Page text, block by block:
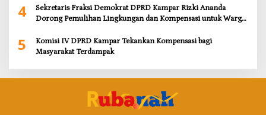
4
Sekretaris Fraksi Demokrat DPRD Kampar Rizki Ananda
Dorong Pemulihan Lingkungan dan Kompensasi untuk Warga
5
Komisi IV DPRD Kampar Tekankan Kompensasi bagi
Masyarakat Terdampak